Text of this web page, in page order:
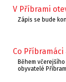
V Příbrami
Zápis se bude
Co
Během
obyvatelé